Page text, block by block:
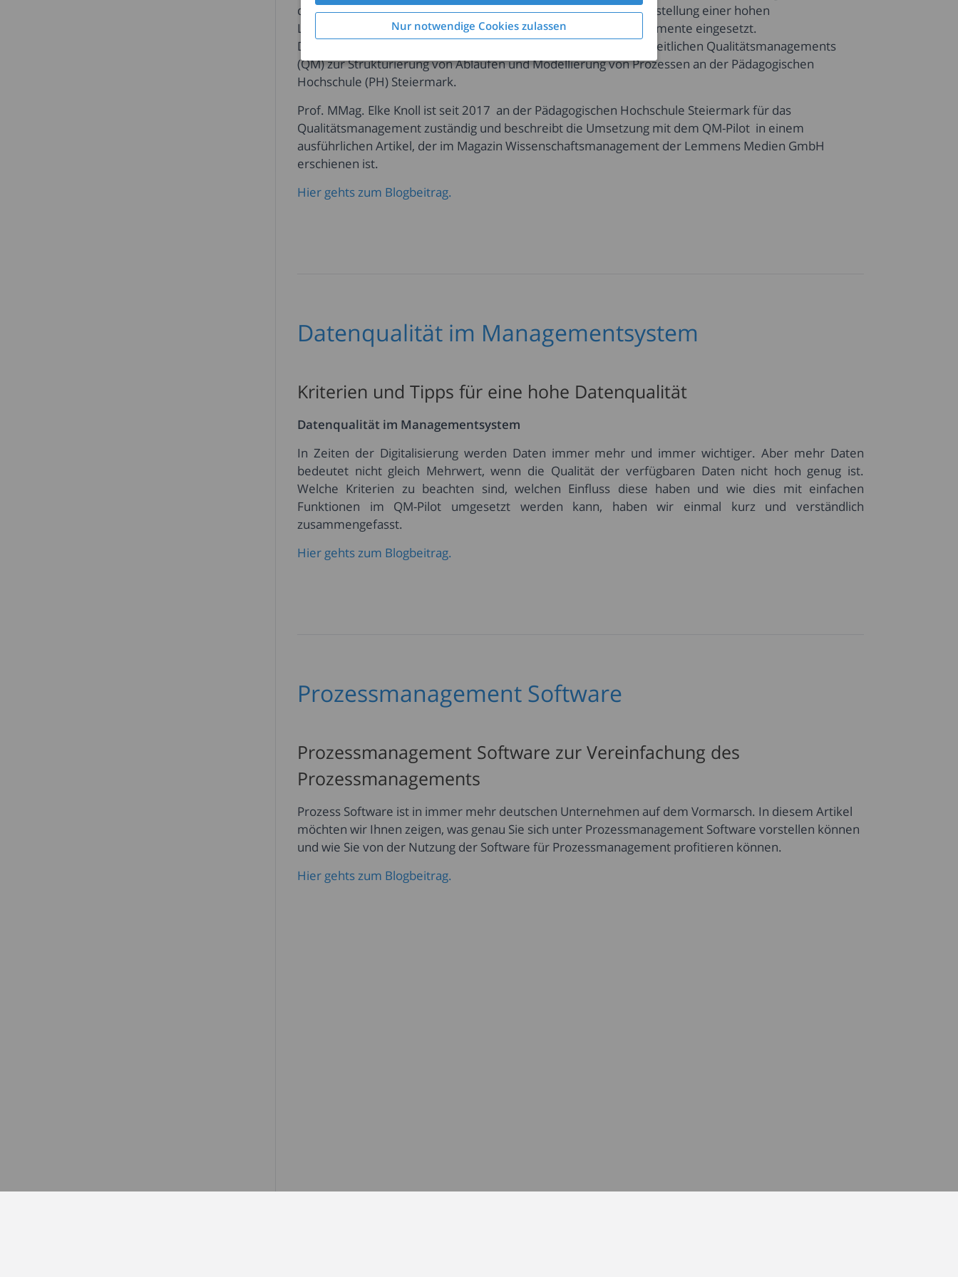
der Verwaltung, Führung und Organisation notwendig. Zur Sicherstellung einer hohen
Leistungsqualität werden verstärkt betriebswirtschaftliche Instrumente eingesetzt.
Dieser Beitrag befasst sich mit der Implementierung eines ganzheitlichen Qualitätsmanagements
(QM) zur Strukturierung von Abläufen und Modellierung von Prozessen an der Pädagogischen
Hochschule (PH) Steiermark.
Prof. MMag. Elke Knoll ist seit 2017 an der Pädagogischen Hochschule Steiermark für das
Qualitätsmanagement zuständig und beschreibt die Umsetzung mit dem QM-Pilot in einem
ausführlichen Artikel, der im Magazin Wissenschaftsmanagement der Lemmens Medien GmbH
erschienen ist.
Hier gehts zum Blogbeitrag.
Datenqualität im Managementsystem
Kriterien und Tipps für eine hohe Datenqualität
Datenqualität im Managementsystem
In Zeiten der Digitalisierung werden Daten immer mehr und immer wichtiger. Aber mehr Daten
bedeutet nicht gleich Mehrwert, wenn die Qualität der verfügbaren Daten nicht hoch genug ist.
Welche Kriterien zu beachten sind, welchen Einfluss diese haben und wie dies mit einfachen
Funktionen im QM-Pilot umgesetzt werden kann, haben wir einmal kurz und verständlich
zusammengefasst.
Hier gehts zum Blogbeitrag.
Prozessmanagement Software
Prozessmanagement Software zur Vereinfachung des
Prozessmanagements
Prozess Software ist in immer mehr deutschen Unternehmen auf dem Vormarsch. In diesem Artikel
möchten wir Ihnen zeigen, was genau Sie sich unter Prozessmanagement Software vorstellen können
und wie Sie von der Nutzung der Software für Prozessmanagement profitieren können.
Hier gehts zum Blogbeitrag.
Nur notwendige Cookies zulassen